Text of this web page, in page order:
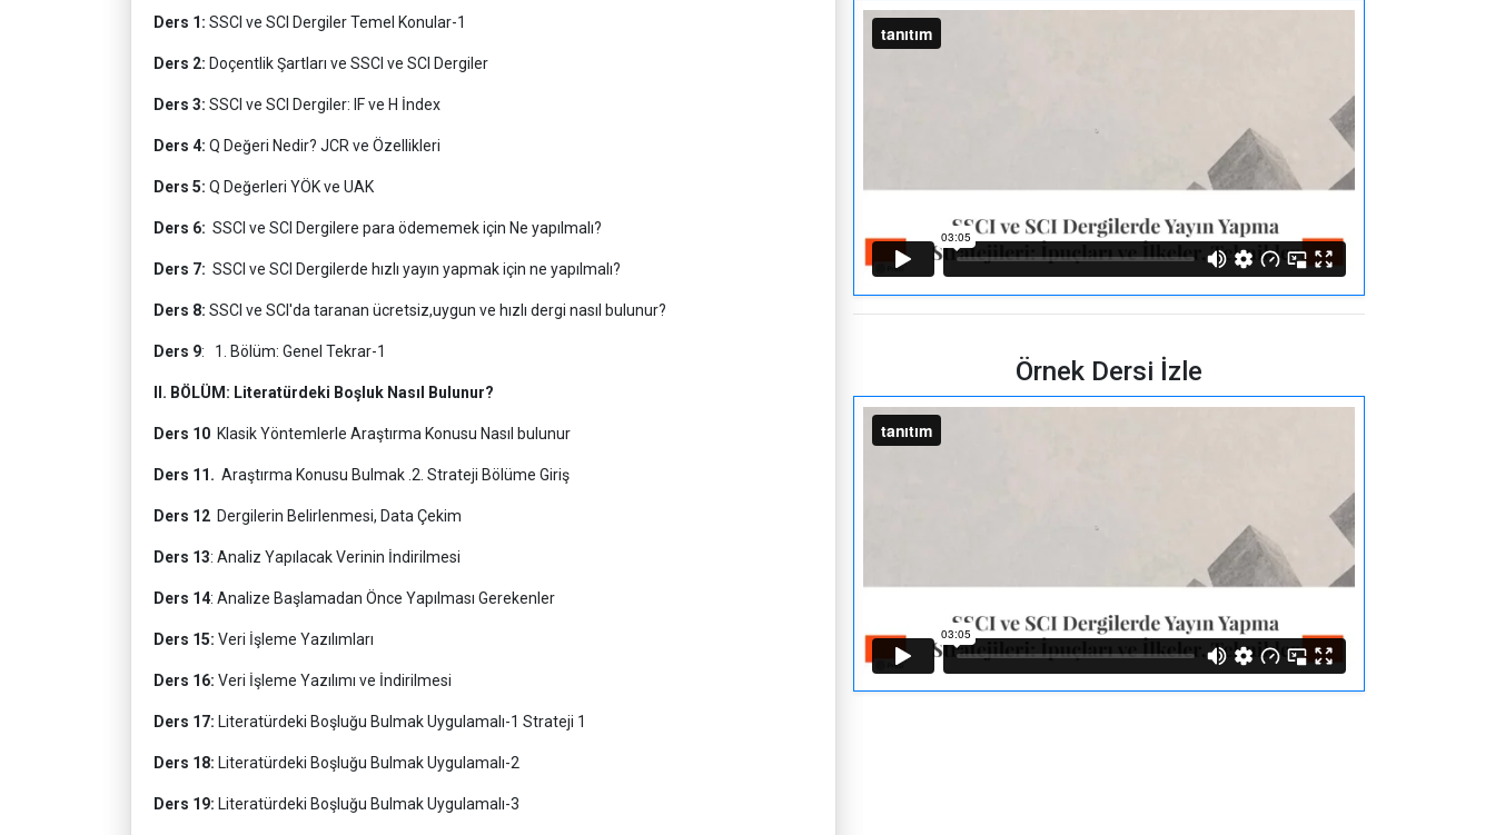
Ders 1: SSCI ve SCI Dergiler Temel Konular-1
Ders 2: Doçentlik Şartları ve SSCI ve SCI Dergiler
Ders 3: SSCI ve SCI Dergiler: IF ve H İndex
Ders 4: Q Değeri Nedir? JCR ve Özellikleri
Ders 5: Q Değerleri YÖK ve UAK
Ders 6: SSCI ve SCI Dergilere para ödememek için Ne yapılmalı?
Ders 7: SSCI ve SCI Dergilerde hızlı yayın yapmak için ne yapılmalı?
Ders 8: SSCI ve SCI'da taranan ücretsiz,uygun ve hızlı dergi nasıl bulunur?
Ders 9: 1. Bölüm: Genel Tekrar-1
II. BÖLÜM: Literatürdeki Boşluk Nasıl Bulunur?
Ders 10 Klasik Yöntemlerle Araştırma Konusu Nasıl bulunur
Ders 11. Araştırma Konusu Bulmak .2. Strateji Bölüme Giriş
Ders 12 Dergilerin Belirlenmesi, Data Çekim
Ders 13: Analiz Yapılacak Verinin İndirilmesi
Ders 14: Analize Başlamadan Önce Yapılması Gerekenler
Ders 15: Veri İşleme Yazılımları
Ders 16: Veri İşleme Yazılımı ve İndirilmesi
Ders 17: Literatürdeki Boşluğu Bulmak Uygulamalı-1 Strateji 1
Ders 18: Literatürdeki Boşluğu Bulmak Uygulamalı-2
Ders 19: Literatürdeki Boşluğu Bulmak Uygulamalı-3
Örnek Dersi İzle